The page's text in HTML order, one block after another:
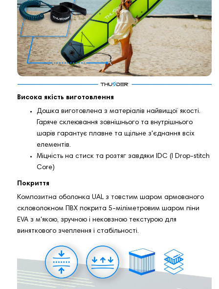
Висока якість виготовлення
Дошка виготовлена ​​з матеріалів найвищої якості.
Гаряче склеювання зовнішнього та внутрішнього
шарів гарантує плавне та щільне з'єднання всіх
елементів.
Міцність на стиск та розтяг завдяки IDC (I Drop-stitch
Core)
Покриття
Композитна оболонка UAL з товстим шаром армованого
скловолокном ПВХ покрита 5-міліметровим шаром піни
EVA з м'якою, зручною і нековзною текстурою для
виняткового зчеплення і стабільності.